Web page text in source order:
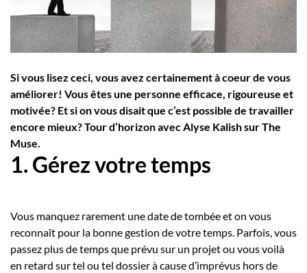
Employeurs
Publiez une offre d'emploi
Si vous lisez ceci, vous avez certainement à coeur de vous
améliorer! Vous êtes une personne efficace, rigoureuse et
motivée? Et si on vous disait que c’est possible de travailler
encore mieux? Tour d’horizon avec Alyse Kalish sur The
Muse.
1. Gérez votre temps
Vous manquez rarement une date de tombée et on vous
reconnaît pour la bonne gestion de votre temps. Parfois, vous
passez plus de temps que prévu sur un projet ou vous voilà
en retard sur tel ou tel dossier à cause d’imprévus hors de